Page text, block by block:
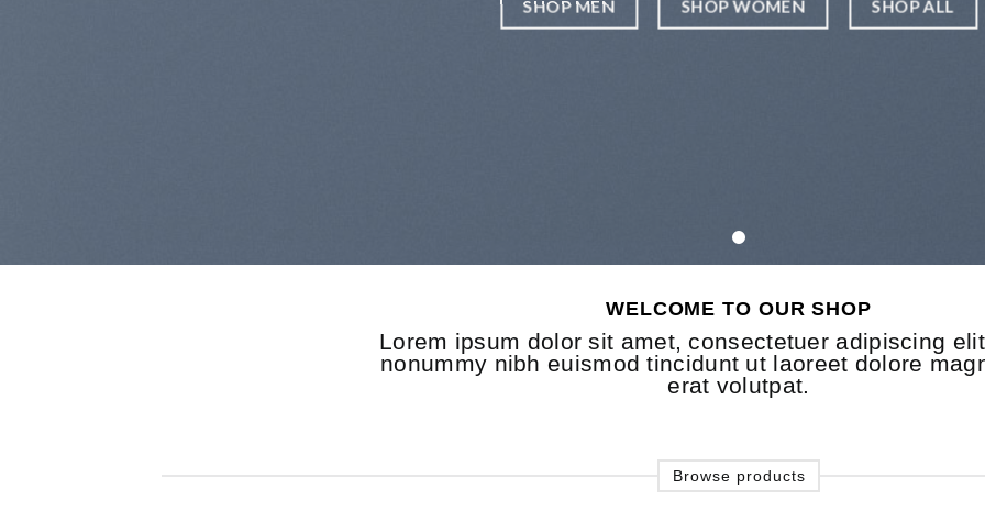
SHOP MEN SHOP WOMEN SHOP ALL
WELCOME TO OUR SHOP
Lorem ipsum dolor sit amet, consectetuer adipiscing
nonummy nibh euismod tincidunt ut laoreet dolore
erat volutpat.
Browse products